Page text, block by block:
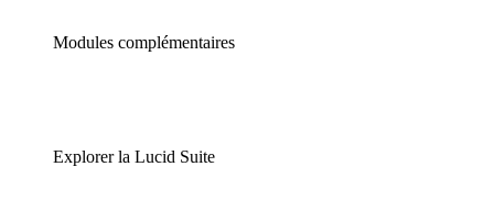
Modules complémentaires
Explorer la Lucid Suite